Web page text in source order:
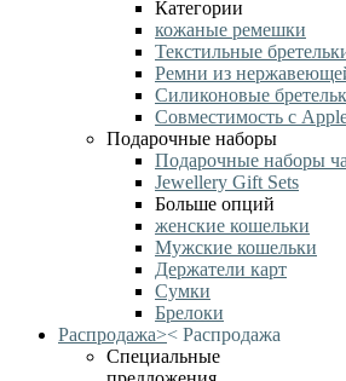
Категории
кожаные ремешки
Текстильные
Ремни из
Силиконовые
Совместимость с
Подарочные наборы
Подарочные наборы
Jewellery Gift Sets
Больше опций
женские кошельки
Мужские кошельки
Держатели карт
Сумки
Брелоки
Распродажа>< Распродажа
Специальные